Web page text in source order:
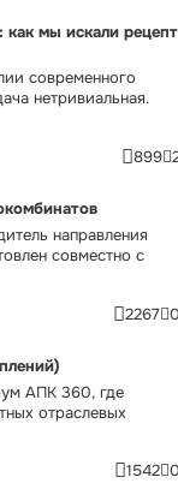
мы искали рецепт
современного
нетривиальная.
899
направления
совместно с
2267
АПК 360, где
отраслевых
1542